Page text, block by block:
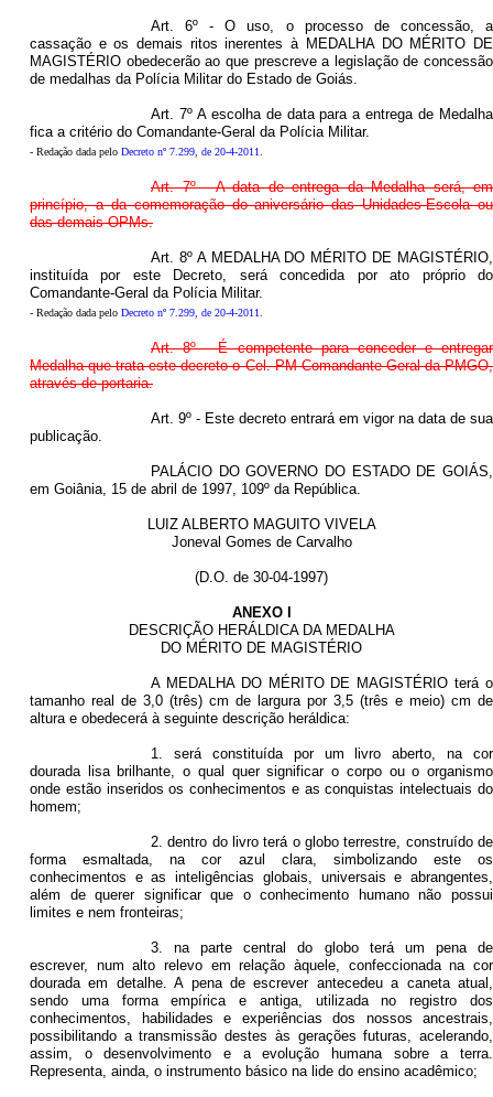
Art. 6º - O uso, o processo de concessão, a
cassação e os demais ritos inerentes à MEDALHA DO MÉRITO DE
MAGISTÉRIO obedecerão ao que prescreve a legislação de concessão
de medalhas da Polícia Militar do Estado de Goiás.
Art. 7º A escolha de data para a entrega de Medalha
fica a critério do Comandante-Geral da Polícia Militar.
- Redação dada pelo Decreto nº 7.299, de 20-4-2011
Art. 7º - A data de entrega da Medalha será, em
princípio, a da comemoração do aniversário das Unidades-Escola ou
das demais OPMs.
Art. 8º A MEDALHA DO MÉRITO DE MAGISTÉRIO,
instituída por este Decreto, será concedida por ato próprio do
Comandante-Geral da Polícia Militar.
- Redação dada pelo Decreto nº 7.299, de 20-4-2011
Art. 8º - É competente para conceder e entregar
Medalha que trata este decreto o Cel. PM Comandante Geral da PMGO,
através de portaria.
Art. 9º - Este decreto entrará em vigor na data de sua
publicação.
PALÁCIO DO GOVERNO DO ESTADO DE GOIÁS,
em Goiânia, 15 de abril de 1997, 109º da República.
LUIZ ALBERTO MAGUITO VIVELA
Joneval Gomes de Carvalho
(D.O. de 30-04-1997)
ANEXO I
DESCRIÇÃO HERÁLDICA DA MEDALHA
DO MÉRITO DE MAGISTÉRIO
A MEDALHA DO MÉRITO DE MAGISTÉRIO terá o
tamanho real de 3,0 (três) cm de largura por 3,5 (três e meio) cm de
altura e obedecerá à seguinte descrição heráldica:
1. será constituída por um livro aberto, na cor
dourada lisa brilhante, o qual quer significar o corpo ou o organismo
onde estão inseridos os conhecimentos e as conquistas intelectuais do
homem;
2. dentro do livro terá o globo terrestre, construído de
forma esmaltada, na cor azul clara, simbolizando este os
conhecimentos e as inteligências globais, universais e abrangentes,
além de querer significar que o conhecimento humano não possui
limites e nem fronteiras;
3. na parte central do globo terá um pena de
escrever, num alto relevo em relação àquele, confeccionada na cor
dourada em detalhe. A pena de escrever antecedeu a caneta atual,
sendo uma forma empírica e antiga, utilizada no registro dos
conhecimentos, habilidades e experiências dos nossos ancestrais,
possibilitando a transmissão destes às gerações futuras, acelerando,
assim, o desenvolvimento e a evolução humana sobre a terra.
Representa, ainda, o instrumento básico na lide do ensino acadêmico;